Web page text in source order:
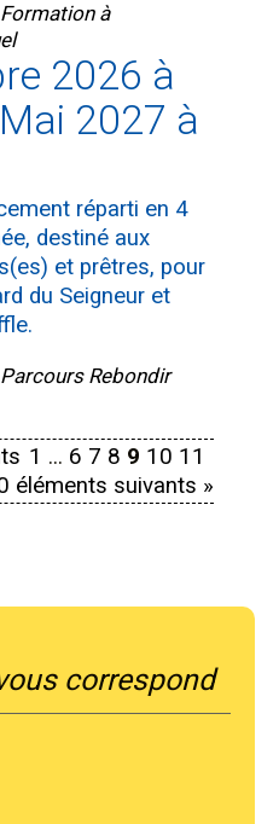
Formation à
2026 à
2027 à
réparti en 4
destiné aux
et prêtres, pour
du Seigneur et
Parcours Rebondir
éléments suivants »
1 ... 6 7 8 9 10 11
correspond